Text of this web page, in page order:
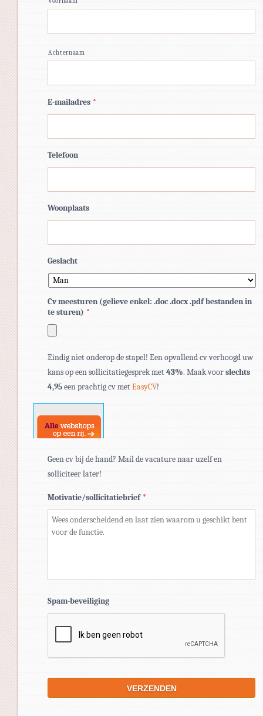
Achternaam
E-mailadres *
Telefoon
Woonplaats
Geslacht
Cv meesturen (gelieve enkel: .doc .docx .pdf bestanden in
te sturen) *
bestandstypen:
pdf,
doc,
docx.
Eindig niet onderop de stapel! Een opvallend cv verhoogd uw
kans op een sollicitatiegesprek met43%. Maak voorslechts
4,95een prachtig cv metEasyCV!
Geen cv bij de hand? Mail de vacature naar uzelf en
solliciteer later!
Motivatie/sollicitatiebrief *
Spam-beveiliging